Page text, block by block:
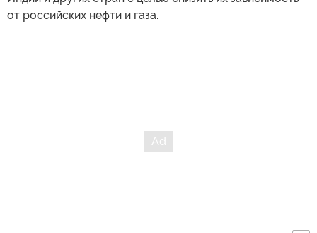
от российских нефти и газа.